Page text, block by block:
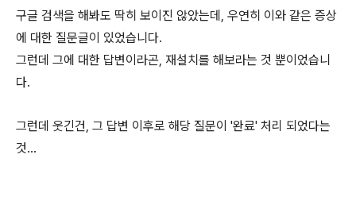
구글 검색을 해봐도 딱히 보이진 않았는데, 우연히 이와 같은 증상
에 대한 질문글이 있었습니다.
그런데 그에 대한 답변이라곤, 재설치를 해보라는 것 뿐이었습니
다.
그런데 웃긴건, 그 답변 이후로 해당 질문이 '완료' 처리 되었다는
것...